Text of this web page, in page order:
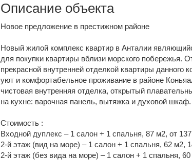
Описание объекта
Новое предложение в престижном районе
Новый жилой комплекс квартир в Анталии
для покупки квартиры вблизи морского побережья.
прекрасной внутренней отделкой квартиры данного
уют и комфортабельное проживание в районе
чистовая внутренняя отделка, открытый
на кухне: варочная панель, вытяжка и духовой шкаф.
Стоимость :
Входной дуплекс – 1 салон + 1 спальня, 87 м2, от
2-й этаж (вид на море) – 1 салон + 1 спальня, 62 м2,
2-й этаж (без вида на море) – 1 салон + 1 спальня,